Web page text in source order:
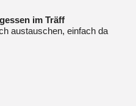
im Träff
austauschen, einfach da